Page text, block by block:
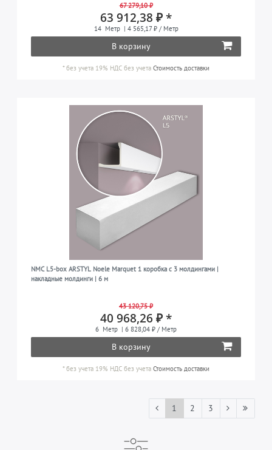
67 279,10 ₽
63 912,38 ₽ *
14 Метр | 4 565,17 ₽ / Метр
В корзину
*без учета 19% НДС без учета Стоимость доставки
NMC L5-box ARSTYL Noele Marquet 1 коробка с 3 молдингами |
накладные молдинги | 6 м
43 120,75 ₽
40 968,26 ₽ *
6 Метр | 6 828,04 ₽ / Метр
В корзину
*без учета 19% НДС без учета Стоимость доставки
1 2 3